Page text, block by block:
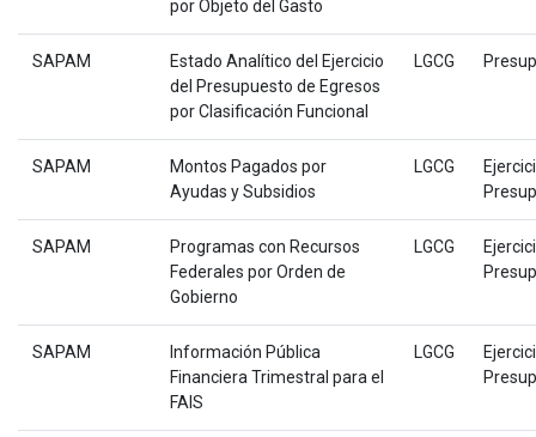
por Objeto del Gasto
SAPAM
Estado Analítico del Ejercicio
del Presupuesto de Egresos
por Clasificación Funcional
LGCG
SAPAM
Montos Pagados por
Ayudas y Subsidios
LGCG
SAPAM
Programas con Recursos
Federales por Orden de
Gobierno
LGCG
SAPAM
Información Pública
Financiera Trimestral para el
FAIS
LGCG